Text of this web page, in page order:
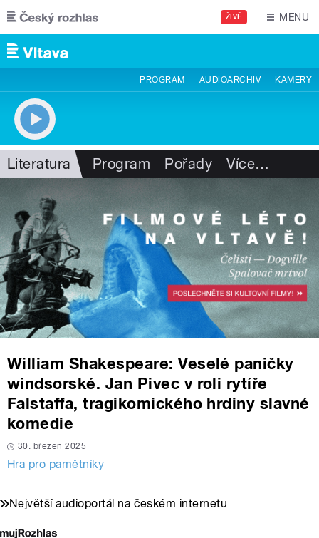
Přejít k hlavnímu obsahu
ŽIVĚ MENU
PROGRAM AUDIOARCHIV KAMERY
Literatura Program Pořady Více…
William Shakespeare: Veselé paničky
windsorské. Jan Pivec v roli rytíře
Falstaffa, tragikomického hrdiny slavné
komedie
30. březen 2025
Hra pro pamětníky
Největší audioportál na českém internetu